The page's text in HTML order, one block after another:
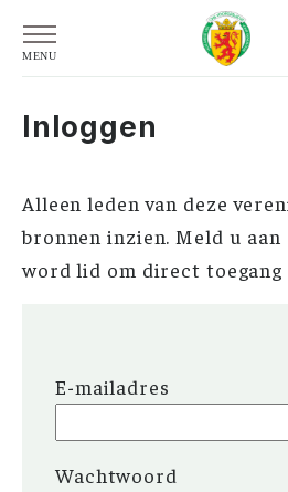
Inloggen
Alleen leden van deze
bronnen inzien. Meld u aan
word lid om direct
E-mailadres
Wachtwoord